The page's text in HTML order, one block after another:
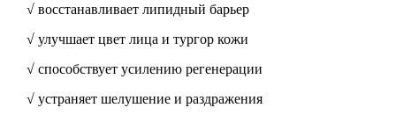
√ восстанавливает липидный барьер
√ улучшает цвет лица и тургор кожи
√ способствует усилению регенерации
√ устраняет шелушение и раздражения